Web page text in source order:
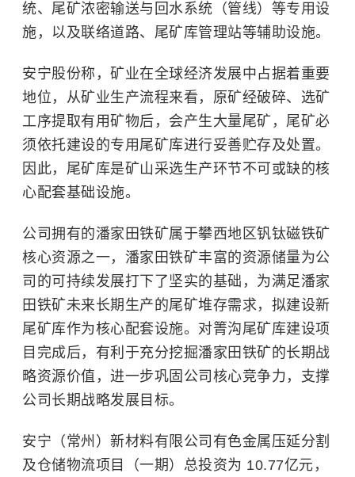
统、尾矿浓密输送与回水系统（管线）等专用设
施，以及联络道路、尾矿库管理站等辅助设施。
安宁股份称，矿业在全球经济发展中占据着重要
地位，从矿业生产流程来看，原矿经破碎、选矿
工序提取有用矿物后，会产生大量尾矿，尾矿必
须依托建设的专用尾矿库进行妥善贮存及处置。
因此，尾矿库是矿山采选生产环节不可或缺的核
心配套基础设施。
公司拥有的潘家田铁矿属于攀西地区钒钛磁铁矿
核心资源之一，潘家田铁矿丰富的资源储量为公
司的可持续发展打下了坚实的基础，为满足潘家
田铁矿未来长期生产的尾矿堆存需求，拟建设新
尾矿库作为核心配套设施。对箐沟尾矿库建设项
目完成后，有利于充分挖掘潘家田铁矿的长期战
略资源价值，进一步巩固公司核心竞争力，支撑
公司长期战略发展目标。
安宁（常州）新材料有限公司有色金属压延分割
及仓储物流项目（一期）总投资为 10.77亿元，